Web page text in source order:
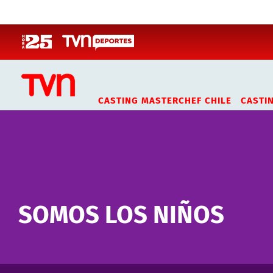
CASTING MASTERCHEF CHILE
SOMOS LOS NIÑOS